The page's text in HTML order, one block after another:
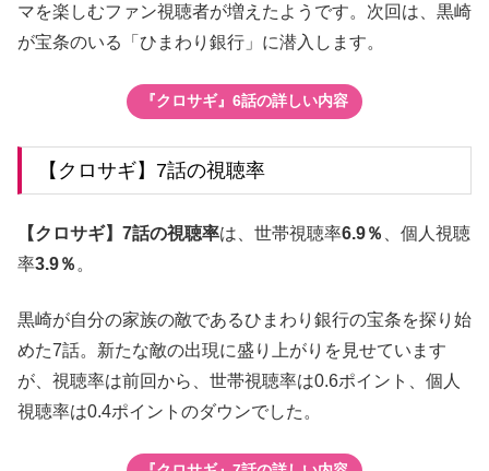
マを楽しむファン視聴者が増えたようです。次回は、黒崎
が宝条のいる「ひまわり銀行」に潜入します。
『クロサギ』6話の詳しい内容
【クロサギ】7話の視聴率
【クロサギ】7話の視聴率は、世帯視聴率6.9％ 、個人視聴
率3.9％。
黒崎が自分の家族の敵であるひまわり銀行の宝条を探り始
めた7話。新たな敵の出現に盛り上がりを見せています
が、視聴率は前回から、世帯視聴率は0.6ポイント、個人
視聴率は0.4ポイントのダウンでした。